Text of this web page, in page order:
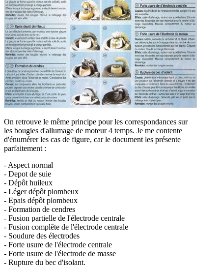
On retrouve le même principe pour les correspondances sur
les bougies d'allumage de moteur 4 temps. Je me contente
d'énumérer les cas de figure, car le document les présente
parfaitement :
- Aspect normal
- Depot de suie
- Dépôt huileux
- Léger dépôt plombeux
- Epais dépôt plombeux
- Formation de cendres
- Fusion partielle de l'électrode centrale
- Fusion complête de l'électrode centrale
- Soudure des électrodes
- Forte usure de l'électrode centrale
- Forte usure de l'électrode de masse
- Rupture du bec d'isolant.